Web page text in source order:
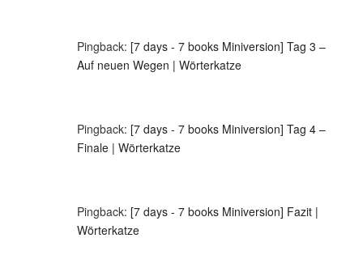
Pingback: [7 days - 7 books Miniversion] Tag 3 –
Auf neuen Wegen | Wörterkatze
Pingback: [7 days - 7 books Miniversion] Tag 4 –
Finale | Wörterkatze
Pingback: [7 days - 7 books Miniversion] Fazit |
Wörterkatze